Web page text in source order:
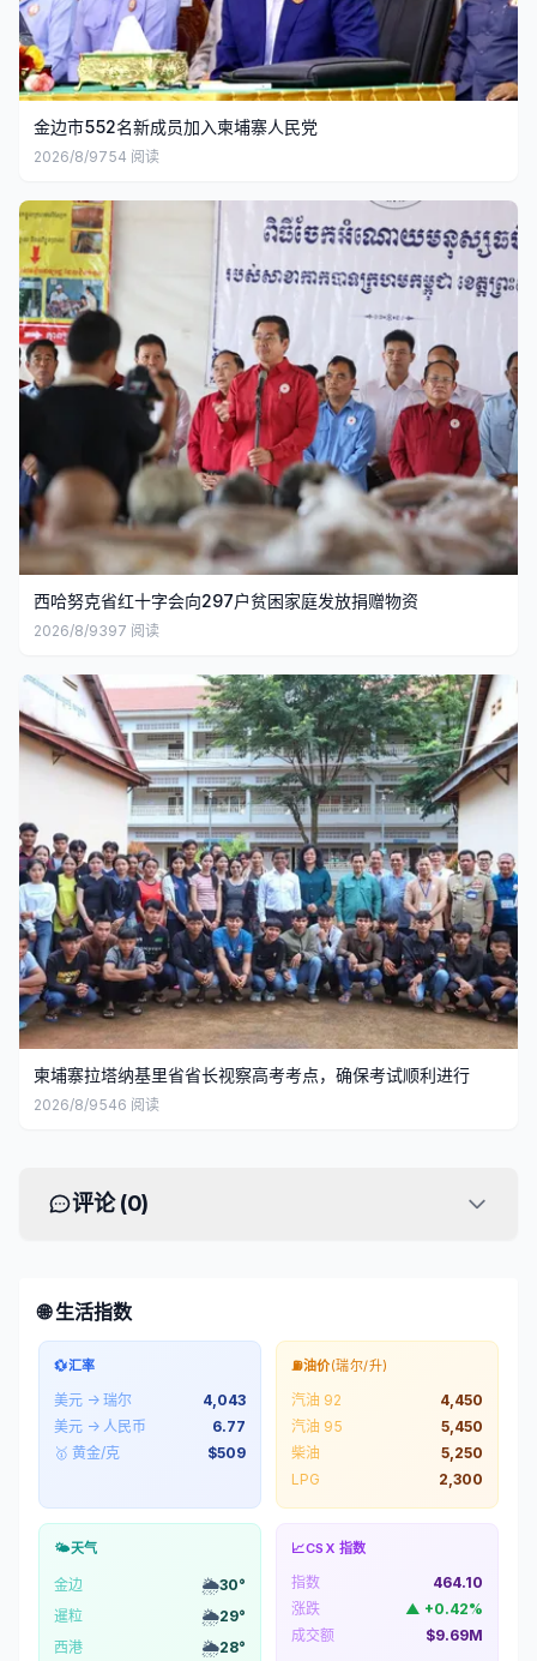
金边市552名新成员加入柬埔寨人民党
2026/8/9754 阅读
西哈努克省红十字会向297户贫困家庭发放捐赠物资
2026/8/9397 阅读
柬埔寨拉塔纳基里省省长视察高考考点，确保考试顺利进行
2026/8/9546 阅读
评论 (0)
🌐 生活指数
💱汇率
美元 → 瑞尔
4,043
美元 → 人民币
6.77
🥇 黄金/克
$509
⛽油价(瑞尔/升)
汽油 92
4,450
汽油 95
5,450
柴油
5,250
LPG
2,300
🌤️天气
金边 🌦️30°
暹粒
🌦️29°
西港
🌦️28°
📈CSX 指数
指数
464.10
涨跌
▲ +0.42%
成交额
$9.69M